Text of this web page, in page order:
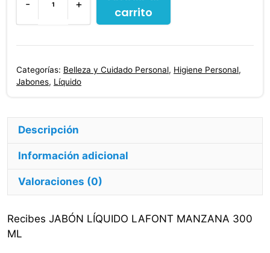
Jabón
Líquido
Lafont
300
carrito
Categorías: Belleza y Cuidado Personal, Higiene Personal,
Jabones, Líquido
Descripción
Información adicional
Valoraciones (0)
Recibes JABÓN LÍQUIDO LAFONT MANZANA 300
ML